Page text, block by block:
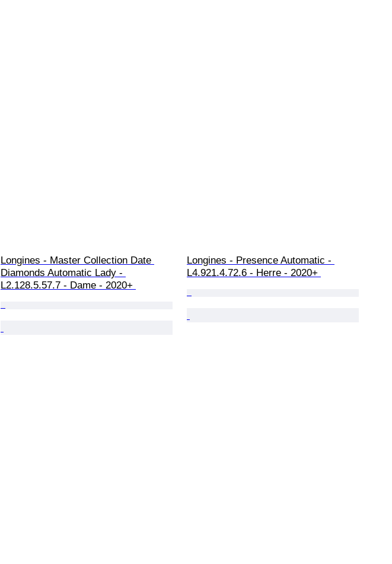
Longines - Master Collection Date
Diamonds Automatic Lady -
L2.128.5.57.7 - Dame - 2020+
Longines - Presence Automatic -
L4.921.4.72.6 - Herre - 2020+